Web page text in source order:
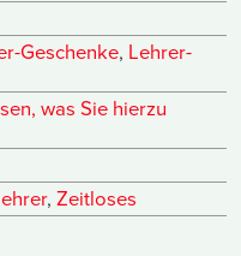
Geschenke, Lehrer-
was Sie hierzu
, Zeitloses